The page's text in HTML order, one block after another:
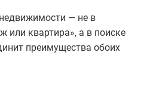
— не в
или квартира», а в поиске
преимущества обоих